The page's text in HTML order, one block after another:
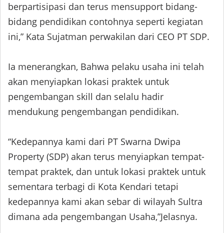
berpartisipasi dan terus mensupport bidang-
bidang pendidikan contohnya seperti kegiatan
ini,” Kata Sujatman perwakilan dari CEO PT SDP.
Ia menerangkan, Bahwa pelaku usaha ini telah
akan menyiapkan lokasi praktek untuk
pengembangan skill dan selalu hadir
mendukung pengembangan pendidikan.
“Kedepannya kami dari PT Swarna Dwipa
Property (SDP) akan terus menyiapkan tempat-
tempat praktek, dan untuk lokasi praktek untuk
sementara terbagi di Kota Kendari tetapi
kedepannya kami akan sebar di wilayah Sultra
dimana ada pengembangan Usaha,”Jelasnya.